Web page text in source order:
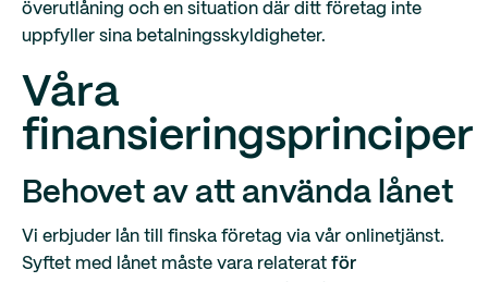
överutlåning och en situation där ditt företag inte
uppfyller sina betalningsskyldigheter.
Våra
finansieringsprinciper
Behovet av att använda lånet
Vi erbjuder lån till finska företag via vår onlinetjänst.
Syftet med lånet måste vara relaterat för